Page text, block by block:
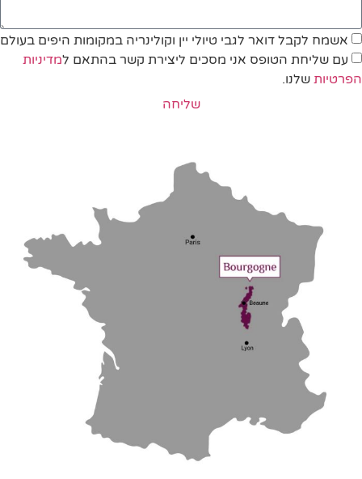
אשמח לקבל דואר לגבי טיולי יין וקולינריה במקומות היפים בעולם
עם שליחת הטופס אני מסכים ליצירת קשר בהתאם למדיניות
הפרטיות שלנו.
שליחה